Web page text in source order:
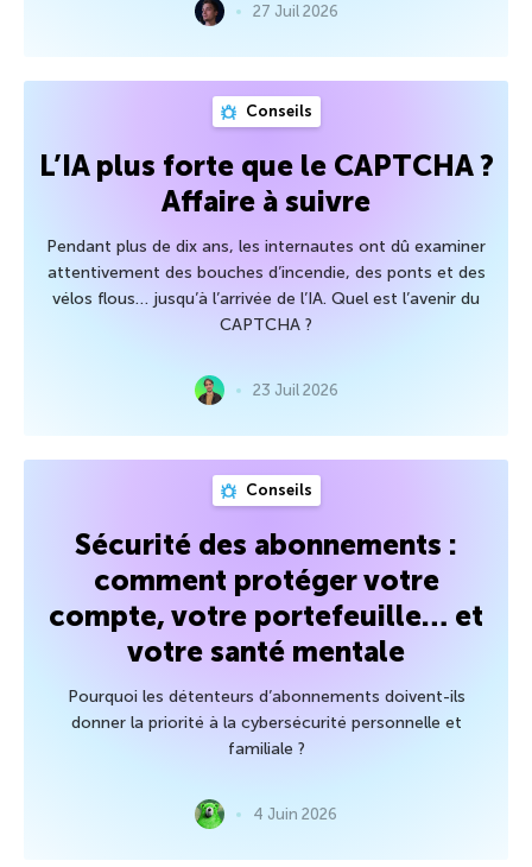
27 Juil 2026
Conseils
L’IA plus forte que le CAPTCHA ?
Affaire à suivre
Pendant plus de dix ans, les internautes ont dû examiner
attentivement des bouches d’incendie, des ponts et des
vélos flous… jusqu’à l’arrivée de l’IA. Quel est l’avenir du
CAPTCHA ?
23 Juil 2026
Conseils
Sécurité des abonnements :
comment protéger votre
compte, votre portefeuille… et
votre santé mentale
Pourquoi les détenteurs d’abonnements doivent-ils
donner la priorité à la cybersécurité personnelle et
familiale ?
4 Juin 2026